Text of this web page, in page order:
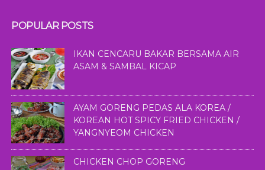
POPULAR POSTS
IKAN CENCARU BAKAR BERSAMA AIR
ASAM & SAMBAL KICAP
AYAM GORENG PEDAS ALA KOREA /
KOREAN HOT SPICY FRIED CHICKEN /
YANGNYEOM CHICKEN
CHICKEN CHOP GORENG